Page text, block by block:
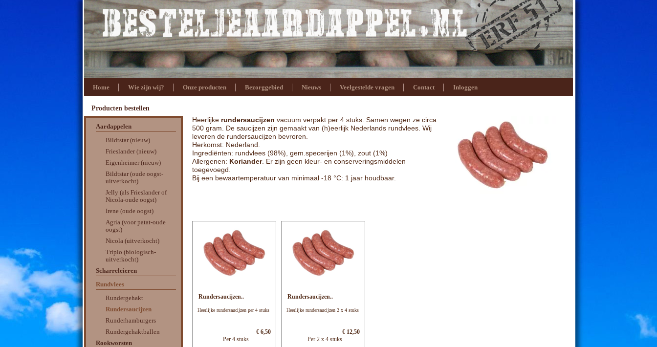
Home Wie zijn wij? Onze producten Bezorggebied Nieuws Veelgestelde vragen Contact Inloggen
Producten bestellen
Aardappelen
Bildtstar (nieuw)
Frieslander (nieuw)
Eigenheimer (nieuw)
Bildtstar (oude oogst-
uitverkocht)
Jelly (als Frieslander of
Nicola-oude oogst)
Irene (oude oogst)
Agria (voor patat-oude
oogst)
Nicola (uitverkocht)
Triplo (biologisch-
uitverkocht)
Scharreleieren
Rundvlees
Rundergehakt
Rundersaucijzen
Runderhamburgers
Rundergehaktballen
Rookworsten
Heerlijke rundersaucijzen vacuum verpakt per 4 stuks. Samen wegen ze circa
500 gram. De saucijzen zijn gemaakt van (h)eerlijk Nederlands rundvlees. Wij
leveren de rundersaucijzen bevroren.
Herkomst: Nederland.
Ingrediënten: rundvlees (98%), gem.specerijen (1%), zout (1%)
Allergenen: Koriander. Er zijn geen kleur- en conserveringsmiddelen
toegevoegd.
Bij een bewaartemperatuur van minimaal -18 °C: 1 jaar houdbaar.
Rundersaucijzen..
Heerlijke rundersaucijzen per 4 stuks
€ 6,50
Per 4 stuks
Rundersaucijzen..
Heerlijke rundersaucijzen 2 x 4 stuks
€ 12,50
Per 2 x 4 stuks